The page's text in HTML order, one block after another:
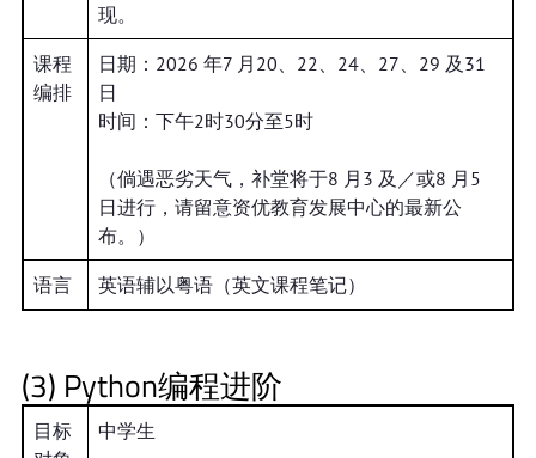
现。
课程
编排
日期：2026 年7 月20、22、24、27、29 及31
日
时间：下午2时30分至5时
（倘遇恶劣天气，补堂将于8 月3 及／或8 月5
日进行，请留意资优教育发展中心的最新公
布。）
语言 英语辅以粤语（英文课程笔记）
(3) Python编程进阶
目标
中学生